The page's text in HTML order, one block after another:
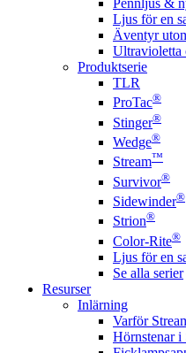
Pennljus &
Ljus för en
Äventyr
Ultravioletta
Produktserie
TLR
ProTac®
Stinger®
Wedge®
Stream™
Survivor®
Sidewinder®
Strion®
Color-Rite®
Ljus för en
Se alla serier
Resurser
Inlärning
Varför
Hörnstenar i